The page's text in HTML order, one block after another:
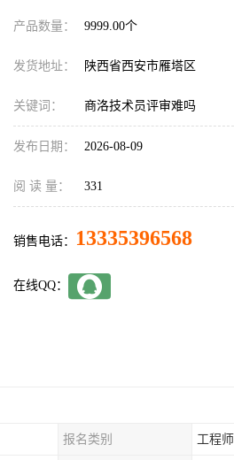
产品数量： 9999.00个
发货地址： 陕西省西安市雁塔区
关键词： 商洛技术员评审难吗
发布日期： 2026-08-09
阅 读 量： 331
销售电话： 13335396568
在线QQ：
报名类别 工程师